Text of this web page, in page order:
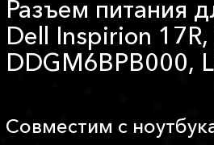
Разъем питания
Dell Inspirion
DDGM6BPB000,
Совместим с